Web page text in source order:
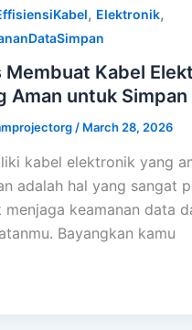
, Elektronik,
Membuat Kabel
Aman untuk Simpan
/ March 28, 2026
kabel elektronik yang
adalah hal yang sangat
menjaga keamanan data
Bayangkan kamu